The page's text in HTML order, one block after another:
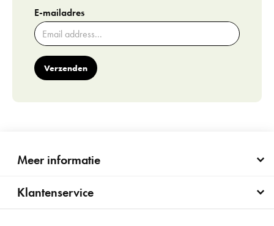
E-mailadres
Verzenden
Meer informatie
Klantenservice